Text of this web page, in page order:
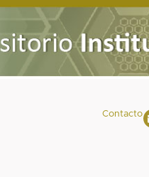
Contacto